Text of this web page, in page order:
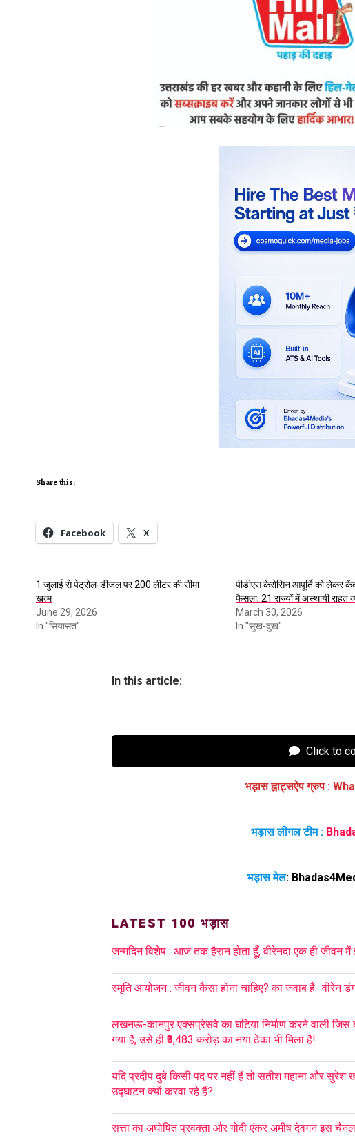
Share this:
Facebook X
1 जुलाई से पेट्रोल-डीजल पर 200 लीटर की सीमा
खत्म
June 29, 2026
In "सियासत"
पीडीएस केरोसिन आपूर्ति को लेकर
फैसला, 21 राज्यों में अस्थायी राहत
March 30, 2026
In "सुख-दुख"
In this article:
Click to
भड़ास ह्वाट्सऐप ग्रुप :
भड़ास लीगल टीम :
भड़ास मेल:
LATEST 100 भड़ास
जन्मदिन विशेष : आज तक हैरान होता हूँ, वीरेनदा एक ही
स्मृति आयोजन : जीवन कैसा होना चाहिए? का जवाब है- वीरेन
लखनऊ-कानपुर एक्सप्रेसवे का घटिया निर्माण करने वाली
गया है, उसे ही ₹3,483 करोड़ का नया ठेका भी मिला है!
यदि प्रदीप दुबे किसी पद पर नहीं हैं तो सतीश महाना और सुरेश
उद्घाटन क्यों करवा रहे हैं?
सत्ता का अघोषित प्रवक्ता और गोदी एंकर अमीष देवगन इस